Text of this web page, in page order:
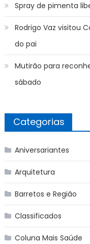
Spray de pimenta
Rodrigo Vaz visitou
do pai
Mutirão para
sábado
Categorias
Aniversariantes
Arquitetura
Barretos e Região
Classificados
Coluna Mais Saúde